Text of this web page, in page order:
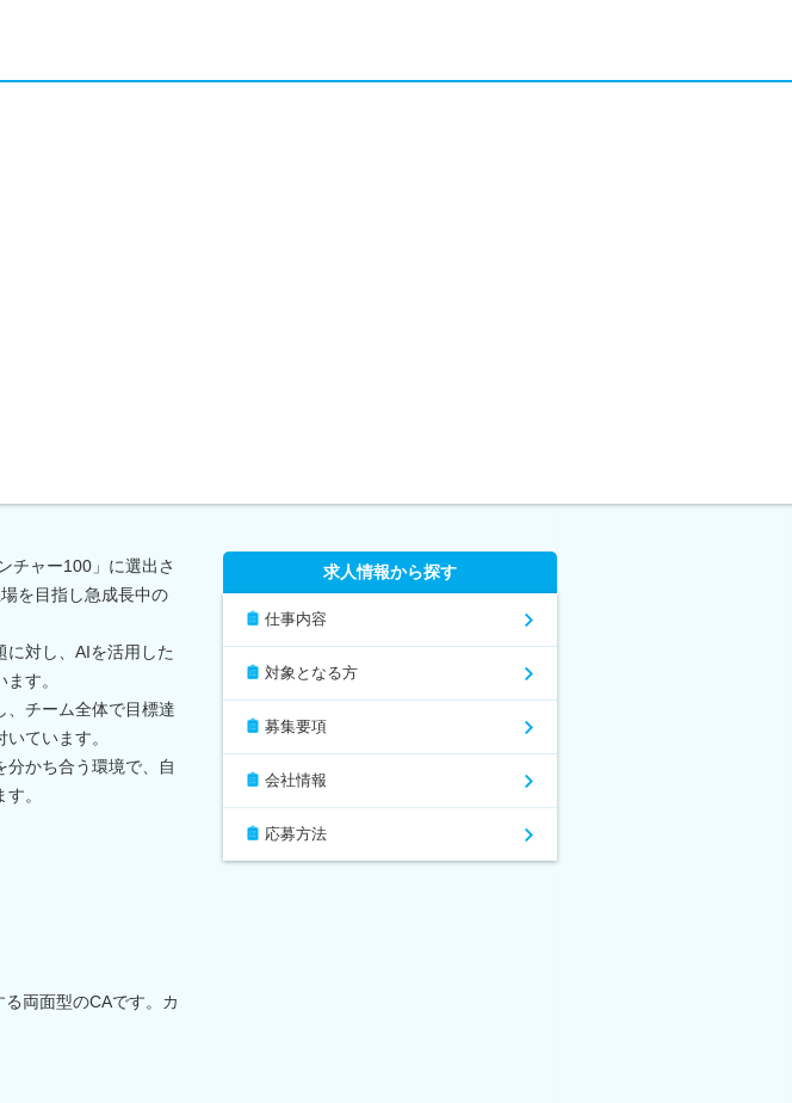
チャー100」に選出さ
を目指し急成長中の
に対し、AIを活用した
す。
、チーム全体で目標達
ています。
分かち合う環境で、自
。
両面型のCAです。カ
求人情報から探す
仕事内容
対象となる方
募集要項
会社情報
応募方法